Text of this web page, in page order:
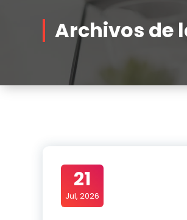
Archivos de
21
Jul, 2026